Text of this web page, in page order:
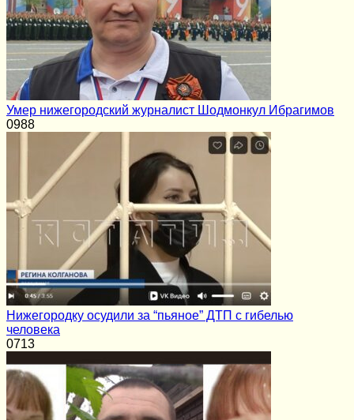
Умер нижегородский журналист Шодмонкул Ибрагимов
0988
Нижегородку осудили за “пьяное” ДТП с гибелью
человека
0713